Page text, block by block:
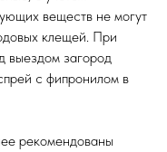
веществ не могут
клещей. При
выездом загород
с фипронилом в
рекомендованы